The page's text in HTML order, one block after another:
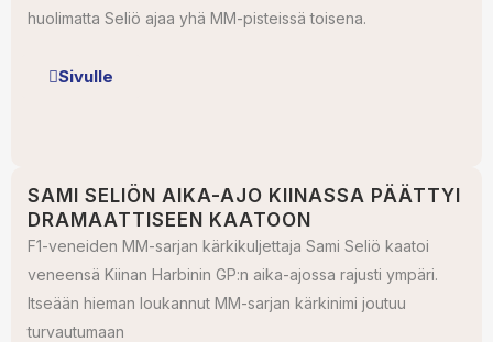
huolimatta Seliö ajaa yhä MM-pisteissä toisena.
Sivulle
SAMI SELIÖN AIKA-AJO KIINASSA PÄÄTTYI
DRAMAATTISEEN KAATOON
F1-veneiden MM-sarjan kärkikuljettaja Sami Seliö kaatoi
veneensä Kiinan Harbinin GP:n aika-ajossa rajusti ympäri.
Itseään hieman loukannut MM-sarjan kärkinimi joutuu
turvautumaan